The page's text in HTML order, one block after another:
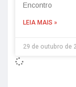
Encontro
LEIA MAIS »
29 de outubro de